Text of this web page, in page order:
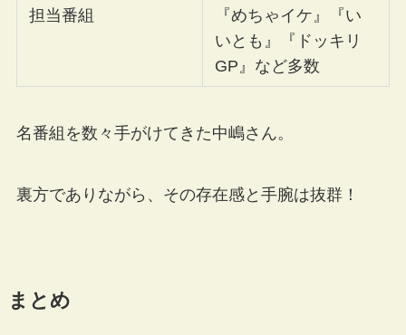
担当番組
『めちゃイケ』『い
いとも』『ドッキリ
GP』など多数
名番組を数々手がけてきた中嶋さん。
裏方でありながら、その存在感と手腕は抜群！
まとめ